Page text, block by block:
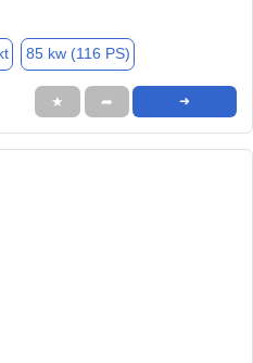
85 kw (116 PS)
★ ➦ ➜